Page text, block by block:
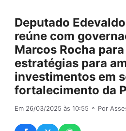
Deputado
reúne com
Marcos Rocha
estratégias para
investimentos em
fortalecimento da
Em 26/03/2025 às 10:55 ⚬ Por